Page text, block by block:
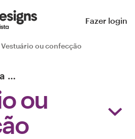
Fazer login
Vestuário ou confecção
…
ou